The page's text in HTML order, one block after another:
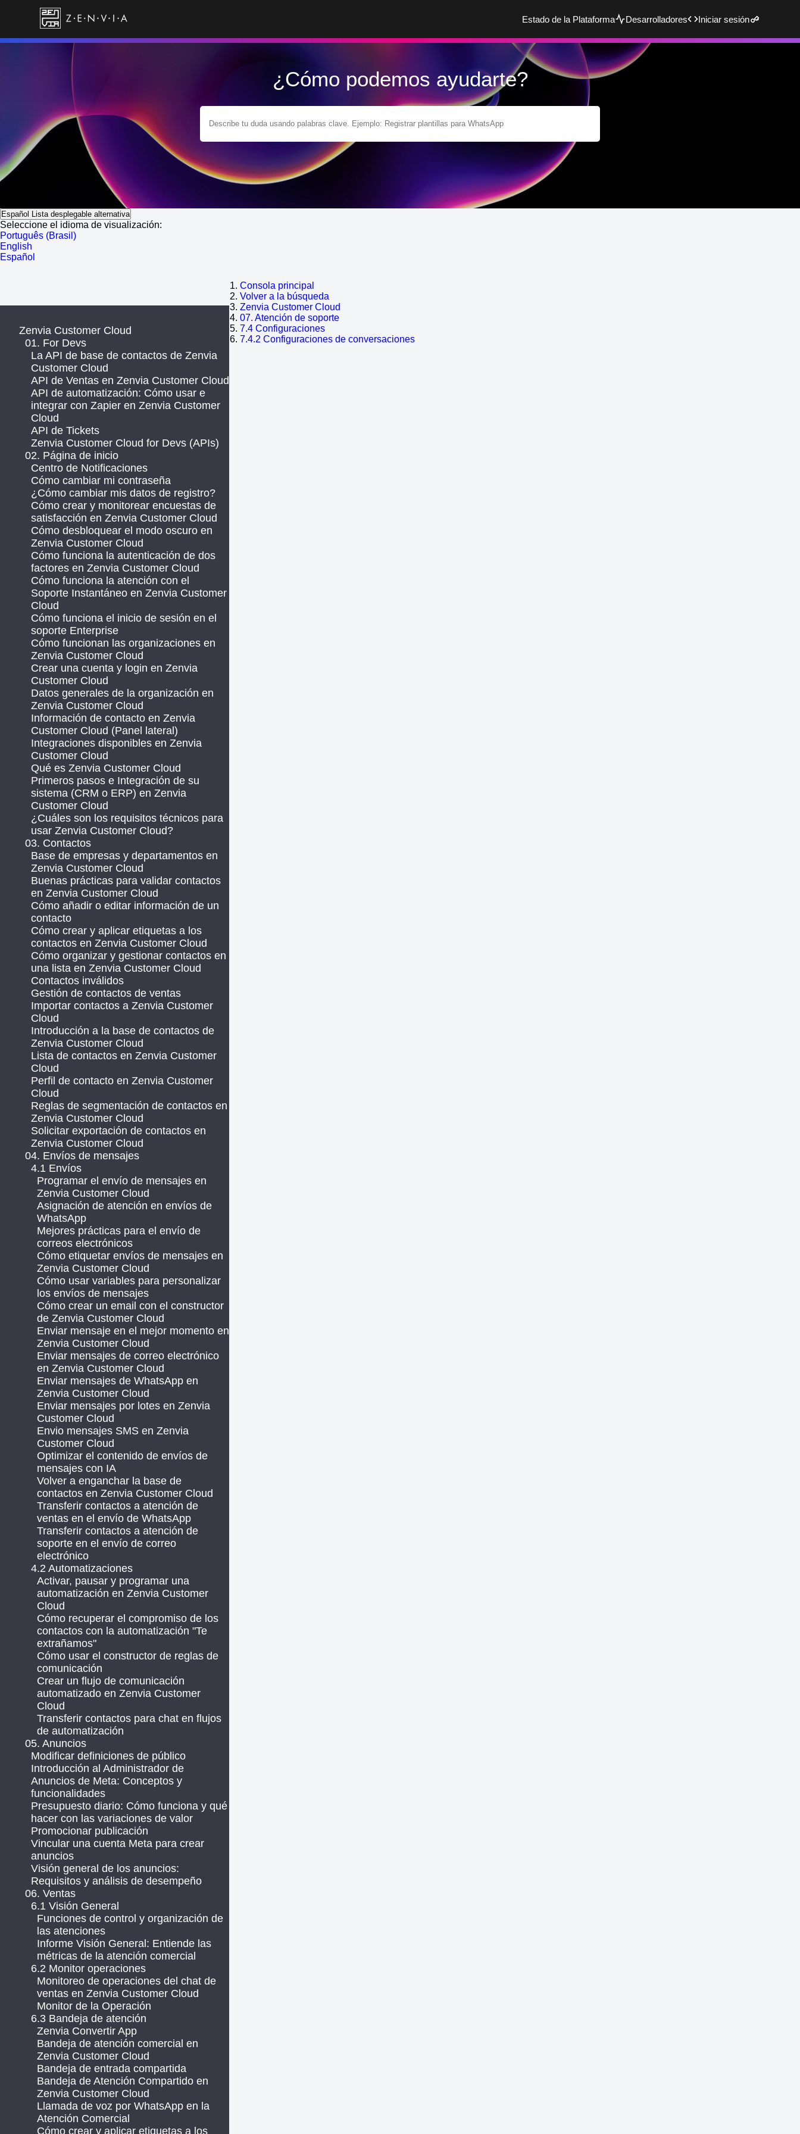
Estado de la Plataforma Desarrolladores Iniciar sesión
¿Cómo podemos ayudarte?
Español Lista desplegable alternativa
Seleccione el idioma de visualización:
Português (Brasil)
English
Español
Consola principal
Volver a la búsqueda
Zenvia Customer Cloud
07. Atención de soporte
7.4 Configuraciones
7.4.2 Configuraciones de conversaciones
Zenvia Customer Cloud
01. For Devs
La API de base de contactos de Zenvia
Customer Cloud
API de Ventas en Zenvia Customer Cloud
API de automatización: Cómo usar e
integrar con Zapier en Zenvia Customer
Cloud
API de Tickets
Zenvia Customer Cloud for Devs (APIs)
02. Página de inicio
Centro de Notificaciones
Cómo cambiar mi contraseña
¿Cómo cambiar mis datos de registro?
Cómo crear y monitorear encuestas de
satisfacción en Zenvia Customer Cloud
Cómo desbloquear el modo oscuro en
Zenvia Customer Cloud
Cómo funciona la autenticación de dos
factores en Zenvia Customer Cloud
Cómo funciona la atención con el
Soporte Instantáneo en Zenvia Customer
Cloud
Cómo funciona el inicio de sesión en el
soporte Enterprise
Cómo funcionan las organizaciones en
Zenvia Customer Cloud
Crear una cuenta y login en Zenvia
Customer Cloud
Datos generales de la organización en
Zenvia Customer Cloud
Información de contacto en Zenvia
Customer Cloud (Panel lateral)
Integraciones disponibles en Zenvia
Customer Cloud
Qué es Zenvia Customer Cloud
Primeros pasos e Integración de su
sistema (CRM o ERP) en Zenvia
Customer Cloud
¿Cuáles son los requisitos técnicos para
usar Zenvia Customer Cloud?
03. Contactos
Base de empresas y departamentos en
Zenvia Customer Cloud
Buenas prácticas para validar contactos
en Zenvia Customer Cloud
Cómo añadir o editar información de un
contacto
Cómo crear y aplicar etiquetas a los
contactos en Zenvia Customer Cloud
Cómo organizar y gestionar contactos en
una lista en Zenvia Customer Cloud
Contactos inválidos
Gestión de contactos de ventas
Importar contactos a Zenvia Customer
Cloud
Introducción a la base de contactos de
Zenvia Customer Cloud
Lista de contactos en Zenvia Customer
Cloud
Perfil de contacto en Zenvia Customer
Cloud
Reglas de segmentación de contactos en
Zenvia Customer Cloud
Solicitar exportación de contactos en
Zenvia Customer Cloud
04. Envíos de mensajes
4.1 Envíos
Programar el envío de mensajes en
Zenvia Customer Cloud
Asignación de atención en envíos de
WhatsApp
Mejores prácticas para el envío de
correos electrónicos
Cómo etiquetar envíos de mensajes en
Zenvia Customer Cloud
Cómo usar variables para personalizar
los envíos de mensajes
Cómo crear un email con el constructor
de Zenvia Customer Cloud
Enviar mensaje en el mejor momento en
Zenvia Customer Cloud
Enviar mensajes de correo electrónico
en Zenvia Customer Cloud
Enviar mensajes de WhatsApp en
Zenvia Customer Cloud
Enviar mensajes por lotes en Zenvia
Customer Cloud
Envio mensajes SMS en Zenvia
Customer Cloud
Optimizar el contenido de envíos de
mensajes con IA
Volver a enganchar la base de
contactos en Zenvia Customer Cloud
Transferir contactos a atención de
ventas en el envío de WhatsApp
Transferir contactos a atención de
soporte en el envío de correo
electrónico
4.2 Automatizaciones
Activar, pausar y programar una
automatización en Zenvia Customer
Cloud
Cómo recuperar el compromiso de los
contactos con la automatización "Te
extrañamos"
Cómo usar el constructor de reglas de
comunicación
Crear un flujo de comunicación
automatizado en Zenvia Customer
Cloud
Transferir contactos para chat en flujos
de automatización
05. Anuncios
Modificar definiciones de público
Introducción al Administrador de
Anuncios de Meta: Conceptos y
funcionalidades
Presupuesto diario: Cómo funciona y qué
hacer con las variaciones de valor
Promocionar publicación
Vincular una cuenta Meta para crear
anuncios
Visión general de los anuncios:
Requisitos y análisis de desempeño
06. Ventas
6.1 Visión General
Funciones de control y organización de
las atenciones
Informe Visión General: Entiende las
métricas de la atención comercial
6.2 Monitor operaciones
Monitoreo de operaciones del chat de
ventas en Zenvia Customer Cloud
Monitor de la Operación
6.3 Bandeja de atención
Zenvia Convertir App
Bandeja de atención comercial en
Zenvia Customer Cloud
Bandeja de entrada compartida
Bandeja de Atención Compartido en
Zenvia Customer Cloud
Llamada de voz por WhatsApp en la
Atención Comercial
Cómo crear y aplicar etiquetas a los